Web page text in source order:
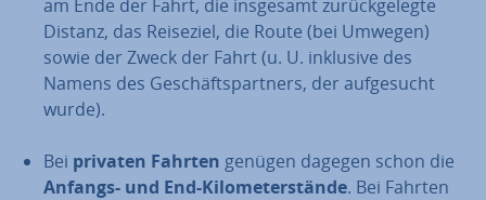
am Ende der Fahrt, die insgesamt zu­rück­ge­leg­te
Distanz, das Reiseziel, die Route (bei Umwegen)
sowie der Zweck der Fahrt (u. U. inklusive des
Namens des Ge­schäfts­part­ners, der auf­ge­sucht
wurde).
Bei privaten Fahrten genügen dagegen schon die
Anfangs- und End-Ki­lo­me­ter­stän­de. Bei Fahrten